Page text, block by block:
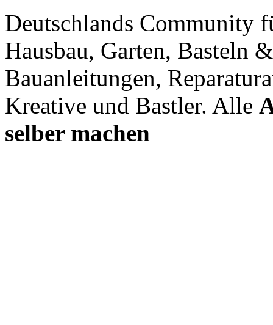
Deutschlands Community
Hausbau, Garten, Basteln
Bauanleitungen,
Kreative und Bastler. Alle
selber machen